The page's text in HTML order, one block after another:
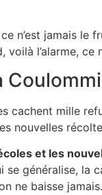
ce n’est jamais le
l’alarme, ce
cachent mille
nouvelles
et les
généralise, la
ne baisse jamais.